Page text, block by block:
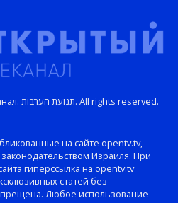
Copyright © Открытый телеканал. תנועת הערבות. All rights reserved.
на сайте opentv.tv,
Израиля. При
гиперссылка на opentv.tv
статей без
Любое использование